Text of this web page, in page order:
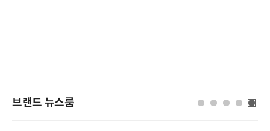
브랜드 뉴스룸